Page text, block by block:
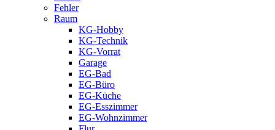
Fehler
Raum
KG-Hobby
KG-Technik
KG-Vorrat
Garage
EG-Bad
EG-Büro
EG-Küche
EG-Esszimmer
EG-Wohnzimmer